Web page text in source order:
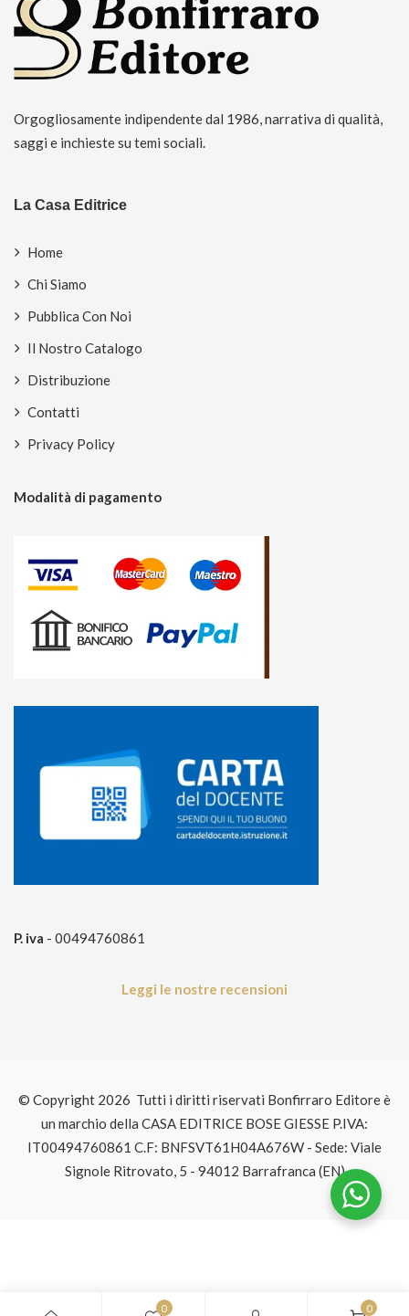
0 0
Orgogliosamente indipendente dal 1986, narrativa di qualità,
saggi e inchieste su temi sociali.
La Casa Editrice
Home
Chi Siamo
Pubblica Con Noi
Il Nostro Catalogo
Distribuzione
Contatti
Privacy Policy
Modalità di pagamento
P. iva - 00494760861
Leggi le nostre recensioni
© Copyright 2026 Tutti i diritti riservati Bonfirraro Editore è
un marchio della CASA EDITRICE BOSE GIESSE P.IVA:
IT00494760861 C.F: BNFSVT61H04A676W - Sede: Viale
Signole Ritrovato, 5 - 94012 Barrafranca (EN)